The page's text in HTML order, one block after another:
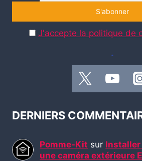
J'accepte la politique de
.
DERNIERS
Pomme-Kit sur
une caméra extérieure